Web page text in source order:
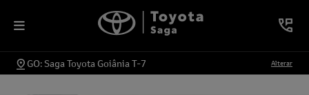
GO: Saga Toyota Goiânia T-7 Alterar